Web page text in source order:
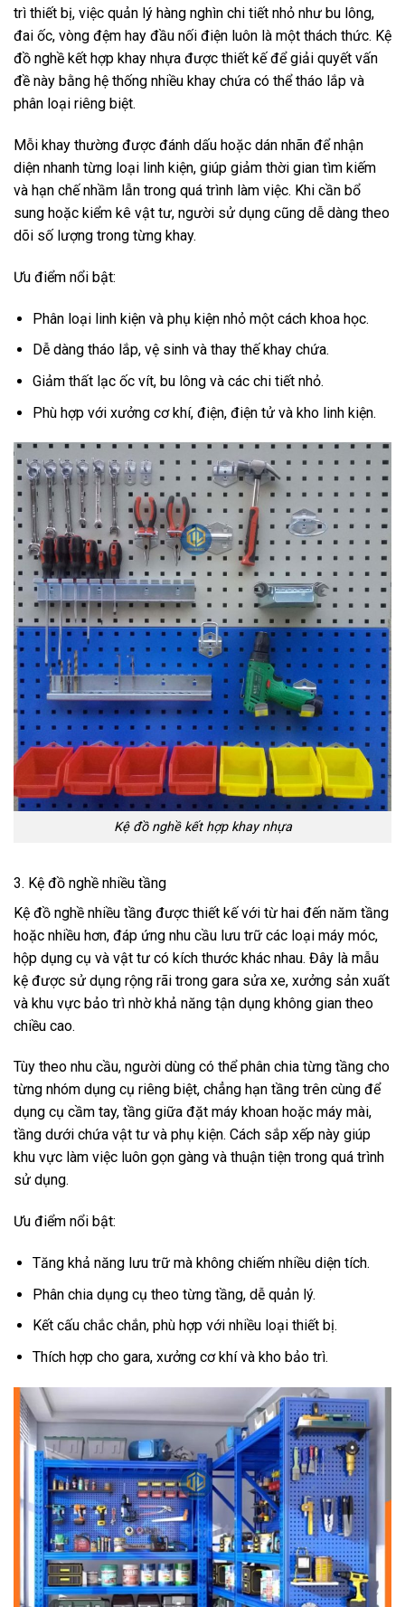
trì thiết bị, việc quản lý hàng nghìn chi tiết nhỏ như bu lông,
đai ốc, vòng đệm hay đầu nối điện luôn là một thách thức. Kệ
đồ nghề kết hợp khay nhựa được thiết kế để giải quyết vấn
đề này bằng hệ thống nhiều khay chứa có thể tháo lắp và
phân loại riêng biệt.
Mỗi khay thường được đánh dấu hoặc dán nhãn để nhận
diện nhanh từng loại linh kiện, giúp giảm thời gian tìm kiếm
và hạn chế nhầm lẫn trong quá trình làm việc. Khi cần bổ
sung hoặc kiểm kê vật tư, người sử dụng cũng dễ dàng theo
dõi số lượng trong từng khay.
Ưu điểm nổi bật:
Phân loại linh kiện và phụ kiện nhỏ một cách khoa học.
Dễ dàng tháo lắp, vệ sinh và thay thế khay chứa.
Giảm thất lạc ốc vít, bu lông và các chi tiết nhỏ.
Phù hợp với xưởng cơ khí, điện, điện tử và kho linh kiện.
Kệ đồ nghề kết hợp khay nhựa
3. Kệ đồ nghề nhiều tầng
Kệ đồ nghề nhiều tầng được thiết kế với từ hai đến năm tầng
hoặc nhiều hơn, đáp ứng nhu cầu lưu trữ các loại máy móc,
hộp dụng cụ và vật tư có kích thước khác nhau. Đây là mẫu
kệ được sử dụng rộng rãi trong gara sửa xe, xưởng sản xuất
và khu vực bảo trì nhờ khả năng tận dụng không gian theo
chiều cao.
Tùy theo nhu cầu, người dùng có thể phân chia từng tầng cho
từng nhóm dụng cụ riêng biệt, chẳng hạn tầng trên cùng để
dụng cụ cầm tay, tầng giữa đặt máy khoan hoặc máy mài,
tầng dưới chứa vật tư và phụ kiện. Cách sắp xếp này giúp
khu vực làm việc luôn gọn gàng và thuận tiện trong quá trình
sử dụng.
Ưu điểm nổi bật:
Tăng khả năng lưu trữ mà không chiếm nhiều diện tích.
Phân chia dụng cụ theo từng tầng, dễ quản lý.
Kết cấu chắc chắn, phù hợp với nhiều loại thiết bị.
Thích hợp cho gara, xưởng cơ khí và kho bảo trì.